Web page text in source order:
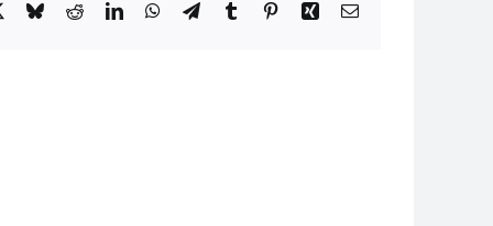
BlueskyRedditLinkedInWhatsApp
TelegramTumblr PinterestXing Email